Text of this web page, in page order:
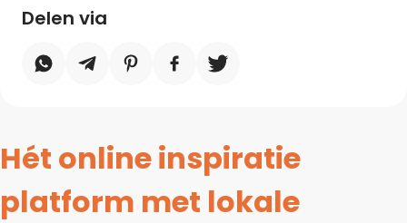
Delen via
Hét online inspiratie
platform met lokale